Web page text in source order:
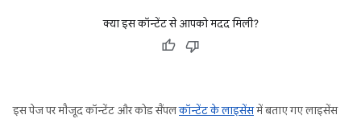
क्या इस कॉन्टेंट से आपको मदद मिली?
इस पेज पर मौजूद कॉन्टेंट और कोड सैंपलकॉन्टेंट के लाइसेंसमें बताए गए लाइसेंस